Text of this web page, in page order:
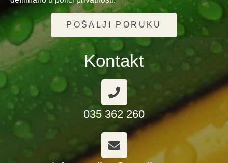
POŠALJI PORUKU
Kontakt
035 362 260